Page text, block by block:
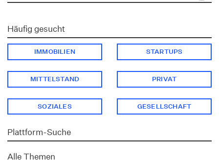
Häufig gesucht
IMMOBILIEN STARTUPS
MITTELSTAND PRIVAT
SOZIALES GESELLSCHAFT
Plattform-Suche
Alle Themen